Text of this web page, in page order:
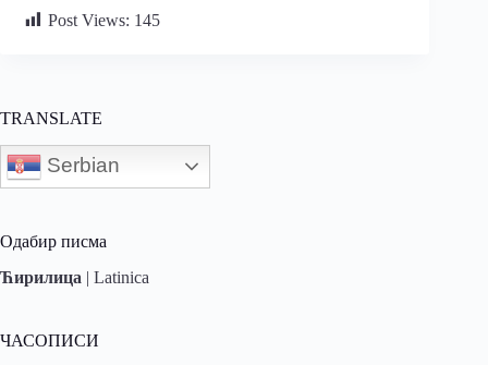
Post Views: 145
TRANSLATE
Serbian
Одабир писма
Ћирилица | Latinica
ЧАСОПИСИ